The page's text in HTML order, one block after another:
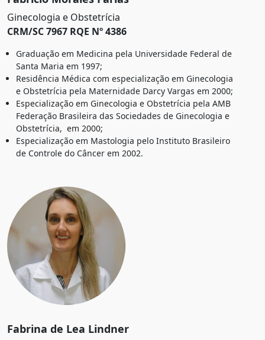
Ginecologia e Obstetrícia
CRM/SC 7967 RQE Nº 4386
Graduação em Medicina pela Universidade Federal de
Santa Maria em 1997;
Residência Médica com especialização em Ginecologia
e Obstetrícia pela Maternidade Darcy Vargas em 2000;
Especialização em Ginecologia e Obstetrícia pela AMB
Federação Brasileira das Sociedades de Ginecologia e
Obstetrícia, em 2000;
Especialização em Mastologia pelo Instituto Brasileiro
de Controle do Câncer em 2002.
Fabrina de Lea Lindner